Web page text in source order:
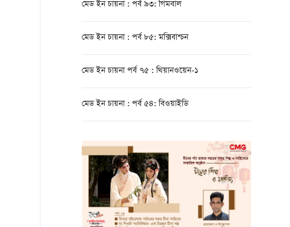
মেড ইন চায়না : পর্ব ৯৩: গিমবাল
মেড ইন চায়না : পর্ব ৮৫: মক্সিবাশ্চন
মেড ইন চায়না পর্ব ৭৫ : থিয়ানওয়েন-১
মেড ইন চায়না : পর্ব ৫৪: বিওয়াইডি